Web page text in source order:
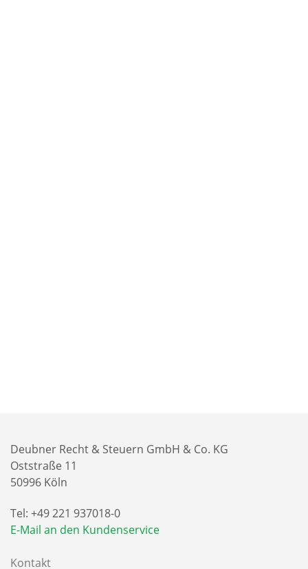
Deubner Recht & Steuern GmbH & Co. KG
Oststraße 11
50996 Köln
Tel: +49 221 937018-0
E-Mail an den Kundenservice
Kontakt